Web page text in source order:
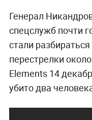
Генерал
спецслужб почти
стали
перестрелки
Elements 14
убито два